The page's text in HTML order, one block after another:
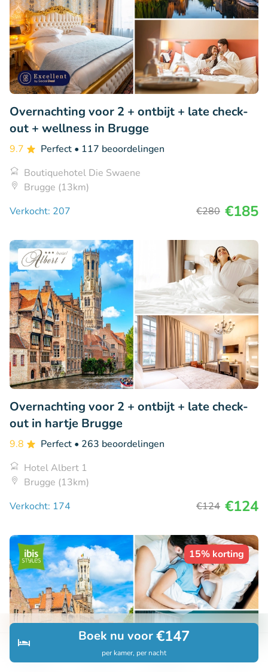
Zoeken Boekingen
Boek nu voor€147
per kamer, per nacht
Overnachting voor 2 + ontbijt + late check-
out + wellness in Brugge
9.7 Perfect • 117 beoordelingen
Boutiquehotel Die Swaene
Brugge (13km)
Verkocht: 207
€280 €185
Overnachting voor 2 + ontbijt + late check-
out in hartje Brugge
9.8 Perfect • 263 beoordelingen
Hotel Albert 1
Brugge (13km)
Verkocht: 174
€124 €124
15% korting